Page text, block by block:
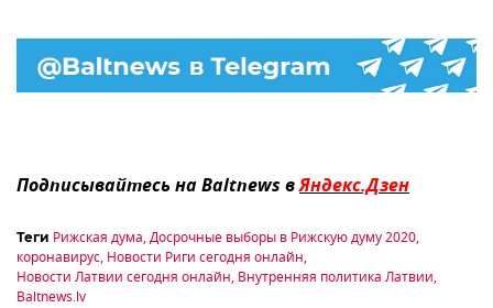
Подписывайтесь на Baltnews вЯндекс.Дзен
Теги Рижская дума,Досрочные выборы в Рижскую думу 2020,
коронавирус, Новости Риги сегодня онлайн,
Новости Латвии сегодня онлайн, Внутренняя политика Латвии,
Baltnews.lv